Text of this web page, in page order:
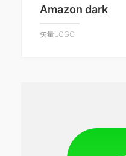
Amazon dark
矢量LOGO